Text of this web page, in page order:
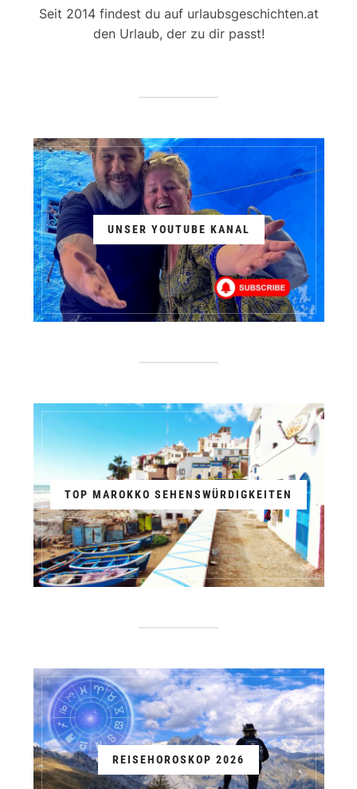
Seit 2014 findest du auf urlaubsgeschichten.at
den Urlaub, der zu dir passt!
UNSER YOUTUBE KANAL
TOP MAROKKO SEHENSWÜRDIGKEITEN
REISEHOROSKOP 2026